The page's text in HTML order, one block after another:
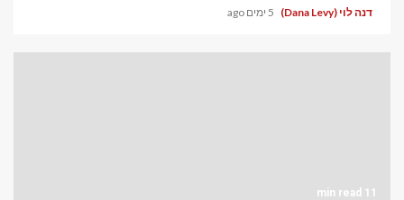
דנה לוי (Dana Levy) 5 ימים ago
11 min read